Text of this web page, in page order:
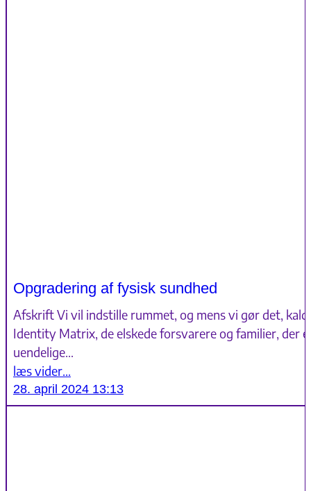
Opgradering af fysisk sundhed
Afskrift Vi vil indstille rummet, og mens vi gør det,
Identity Matrix, de elskede forsvarere og familier, der
uendelige…
læs vider…
28. april 2024 13:13